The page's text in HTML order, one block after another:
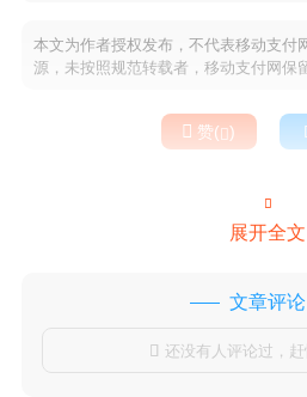
本文为作者授权发布，不代表移动支付
源，未按照规范转载者，移动支付网保
 赞()

展开全文
文章评论
 还没有人评论过，赶